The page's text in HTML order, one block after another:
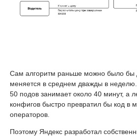
Сам алгоритм раньше можно было бы
меняется в среднем дважды в
50 подов занимает около 40 минут, а
конфигов быстро превратил бы код в
операторов.
Поэтому Яндекс разработал